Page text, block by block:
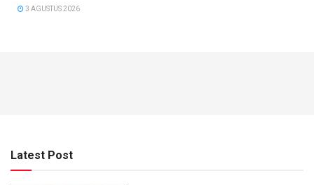
3 AGUSTUS 2026
Latest Post